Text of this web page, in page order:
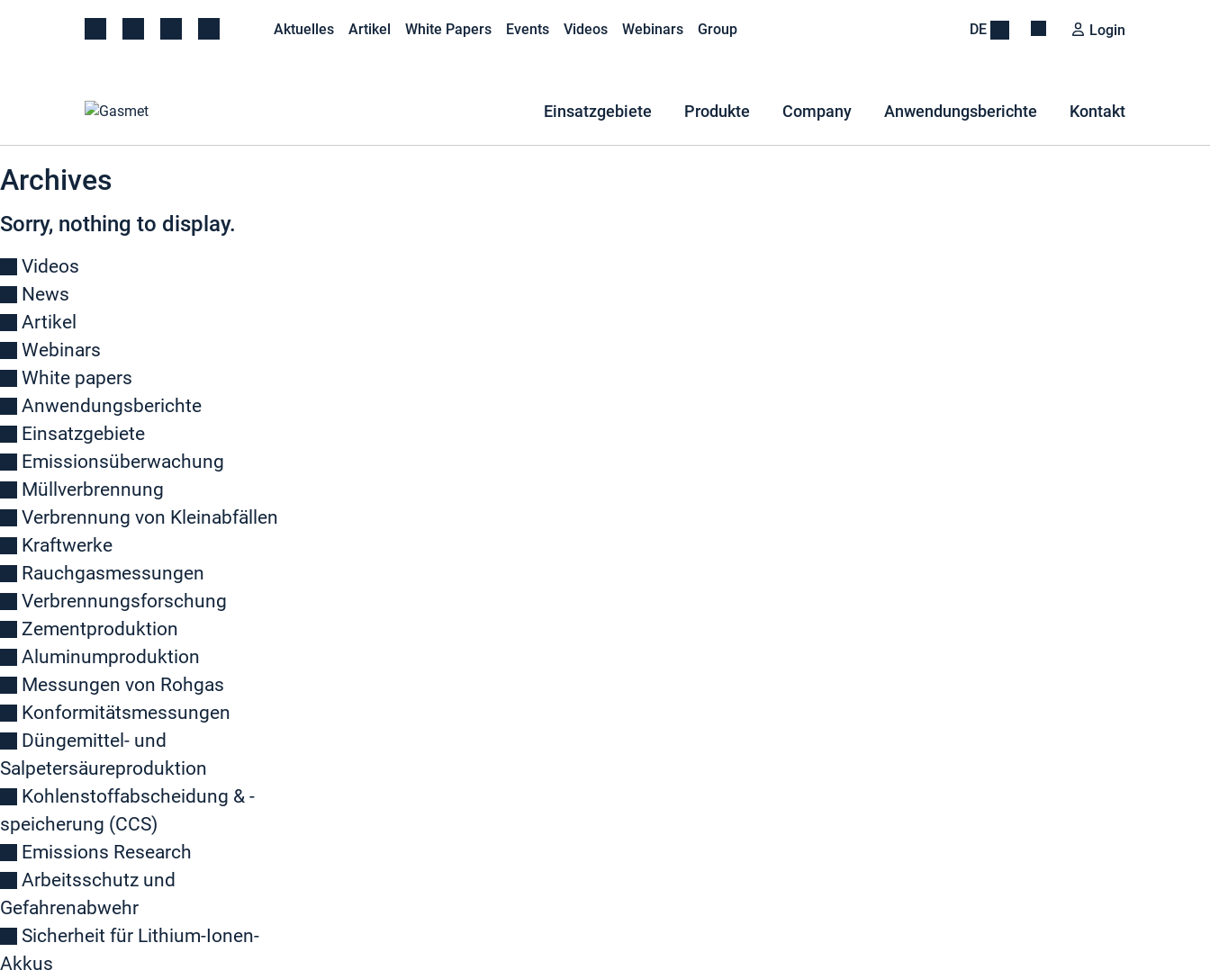
Aktuelles Artikel White Papers Events Videos Webinars Group DE Login
Einsatzgebiete Produkte Company Anwendungsberichte Kontakt
Archives
Sorry, nothing to display.
Videos
News
Artikel
Webinars
White papers
Anwendungsberichte
Einsatzgebiete
Emissionsüberwachung
Müllverbrennung
Verbrennung von Kleinabfällen
Kraftwerke
Rauchgasmessungen
Verbrennungsforschung
Zementproduktion
Aluminumproduktion
Messungen von Rohgas
Konformitätsmessungen
Düngemittel- und
Salpetersäureproduktion
Kohlenstoffabscheidung & -
speicherung (CCS)
Emissions Research
Arbeitsschutz und
Gefahrenabwehr
Sicherheit für Lithium-Ionen-
Akkus